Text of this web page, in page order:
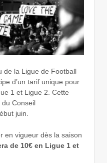
de la Ligue de Football
d’un tarif unique pour
1 et Ligue 2. Cette
Conseil
juin.
en vigueur dès la saison
de 10€ en Ligue 1 et